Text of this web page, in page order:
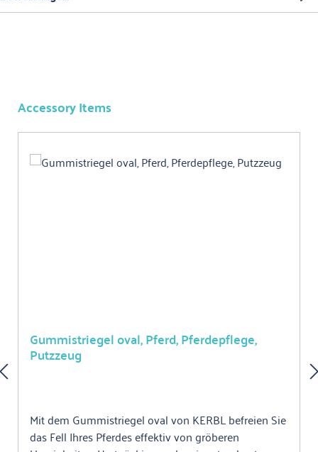
Produktgalerie überspringen
Accessory Items
Gummistriegel oval, Pferd, Pferdepflege,
Putzzeug
Mit dem Gummistriegel oval von KERBL befreien Sie
das Fell Ihres Pferdes effektiv von gröberen